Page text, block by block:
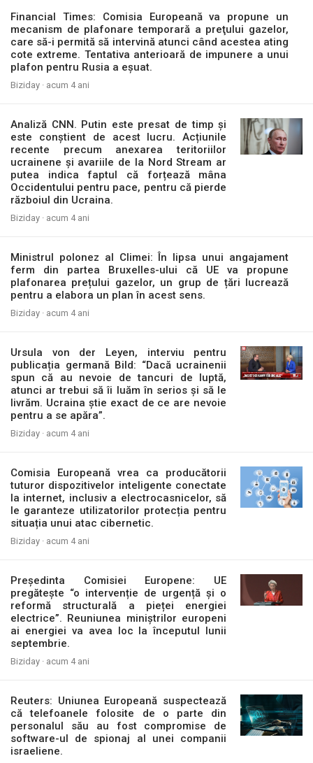
Financial Times: Comisia Europeană va propune un
mecanism de plafonare temporară a preţului gazelor,
care să-i permită să intervină atunci când acestea ating
cote extreme. Tentativa anterioară de impunere a unui
plafon pentru Rusia a eșuat.
Biziday · acum 4 ani
Analiză CNN. Putin este presat de timp și
este conștient de acest lucru. Acțiunile
recente precum anexarea teritoriilor
ucrainene și avariile de la Nord Stream ar
putea indica faptul că forțează mâna
Occidentului pentru pace, pentru că pierde
războiul din Ucraina.
Biziday · acum 4 ani
Ministrul polonez al Climei: În lipsa unui angajament
ferm din partea Bruxelles-ului că UE va propune
plafonarea prețului gazelor, un grup de țări lucrează
pentru a elabora un plan în acest sens.
Biziday · acum 4 ani
Ursula von der Leyen, interviu pentru
publicația germană Bild: “Dacă ucrainenii
spun că au nevoie de tancuri de luptă,
atunci ar trebui să îi luăm în serios și să le
livrăm. Ucraina știe exact de ce are nevoie
pentru a se apăra”.
Biziday · acum 4 ani
Comisia Europeană vrea ca producătorii
tuturor dispozitivelor inteligente conectate
la internet, inclusiv a electrocasnicelor, să
le garanteze utilizatorilor protecția pentru
situația unui atac cibernetic.
Biziday · acum 4 ani
Președinta Comisiei Europene: UE
pregătește “o intervenție de urgență și o
reformă structurală a pieței energiei
electrice”. Reuniunea miniștrilor europeni
ai energiei va avea loc la începutul lunii
septembrie.
Biziday · acum 4 ani
Reuters: Uniunea Europeană suspectează
că telefoanele folosite de o parte din
personalul său au fost compromise de
software-ul de spionaj al unei companii
israeliene.